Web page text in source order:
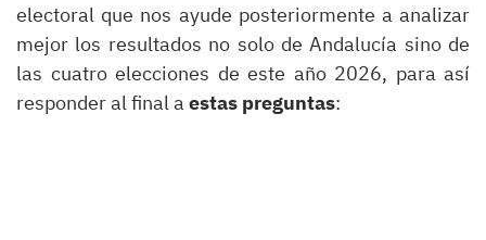
electoral que nos ayude posteriormente a analizar
mejor los resultados no solo de Andalucía sino de
las cuatro elecciones de este año 2026, para así
responder al final a estas preguntas: